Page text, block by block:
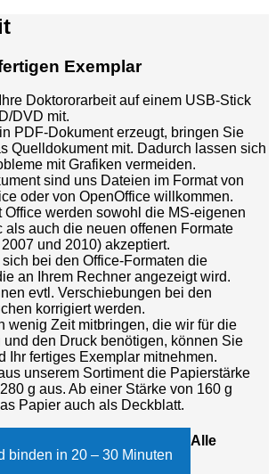
Exemplar
Doktororarbeit auf einem USB-Stick
DVD mit.
PDF-Dokument erzeugt, bringen Sie
Quelldokument mit. Dadurch lassen sich
mit Grafiken vermeiden.
sind uns Dateien im Format von
oder von OpenOffice willkommen.
Office werden sowohl die MS-eigenen
als auch die neuen offenen Formate
und 2010) akzeptiert.
bei den Office-Formaten die
an Ihrem Rechner angezeigt wird.
evtl. Verschiebungen bei den
korrigiert werden.
wenig Zeit mitbringen, die wir für die
und den Druck benötigen, können Sie
Ihr fertiges Exemplar mitnehmen.
unserem Sortiment die Papierstärke
g aus. Ab einer Stärke von 160 g
Papier auch als Deckblatt.
binden in 20 – 30 Minuten
Alle